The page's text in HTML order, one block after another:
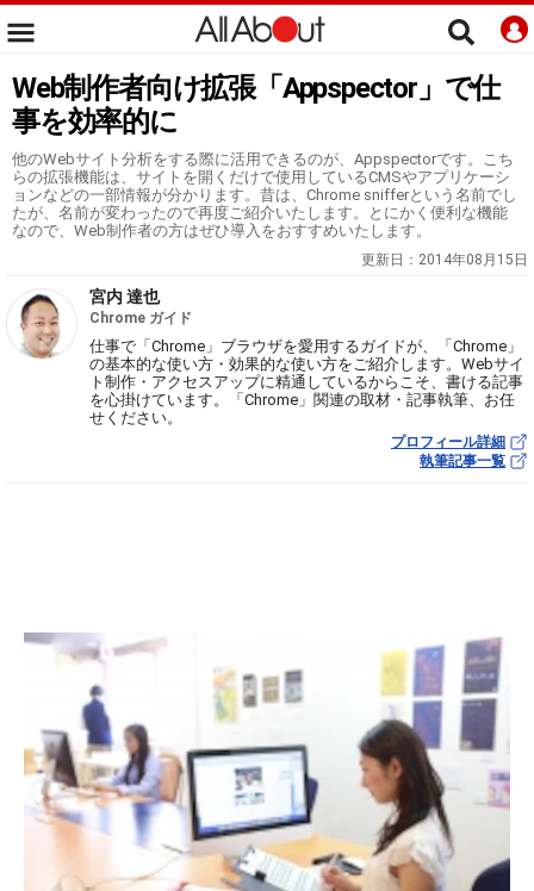
Web制作者向け拡張「Appspector」で仕
事を効率的に
他のWebサイト分析をする際に活用できるのが、Appspectorです。こち
らの拡張機能は、サイトを開くだけで使用しているCMSやアプリケーシ
ョンなどの一部情報が分かります。昔は、Chrome snifferという名前でし
たが、名前が変わったので再度ご紹介いたします。とにかく便利な機能
なので、Web制作者の方はぜひ導入をおすすめいたします。
更新日： 2014年08月15日
宮内 達也
Chrome ガイド
仕事で「Chrome」ブラウザを愛用するガイドが、「Chrome」
の基本的な使い方・効果的な使い方をご紹介します。Webサイ
ト制作・アクセスアップに精通しているからこそ、書ける記事
を心掛けています。「Chrome」関連の取材・記事執筆、お任
せください。
プロフィール詳細
執筆記事一覧